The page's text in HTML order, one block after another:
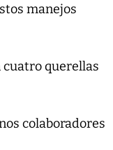
manejos
cuatro querellas
colaboradores